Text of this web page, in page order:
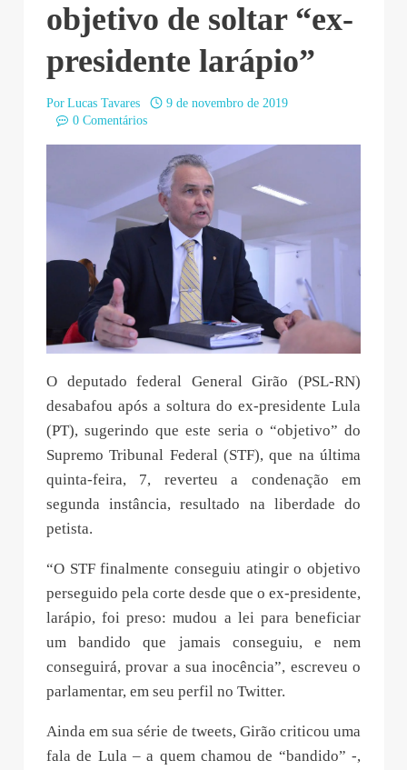
objetivo de soltar “ex-
presidente larápio”
Por Lucas Tavares
9 de novembro de 2019
0 Comentários
O deputado federal General Girão (PSL-RN)
desabafou após a soltura do ex-presidente Lula
(PT), sugerindo que este seria o “objetivo” do
Supremo Tribunal Federal (STF), que na última
quinta-feira, 7, reverteu a condenação em
segunda instância, resultado na liberdade do
petista.
“O STF finalmente conseguiu atingir o objetivo
perseguido pela corte desde que o ex-presidente,
larápio, foi preso: mudou a lei para beneficiar
um bandido que jamais conseguiu, e nem
conseguirá, provar a sua inocência”, escreveu o
parlamentar, em seu perfil no Twitter.
Ainda em sua série de tweets, Girão criticou uma
fala de Lula – a quem chamou de “bandido” -,